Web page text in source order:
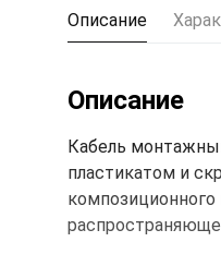
Описание
Описание
Кабель
пластикатом и